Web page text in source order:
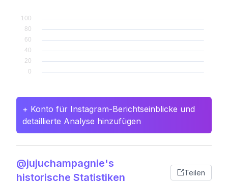
+ Konto für Instagram-Berichtseinblicke und
detaillierte Analyse hinzufügen
@jujuchampagnie's
historische Statistiken
Teilen